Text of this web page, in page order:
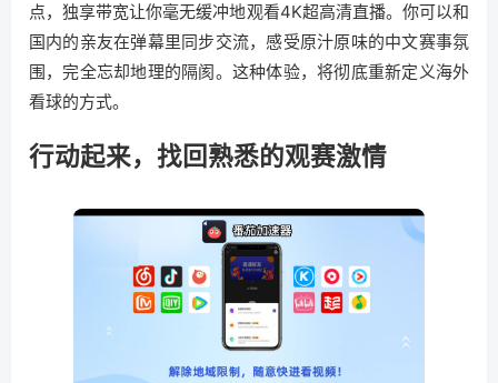
点，独享带宽让你毫无缓冲地观看4K超高清直播。你可以和
国内的亲友在弹幕里同步交流，感受原汁原味的中文赛事氛
围，完全忘却地理的隔阂。这种体验，将彻底重新定义海外
看球的方式。
行动起来，找回熟悉的观赛激情